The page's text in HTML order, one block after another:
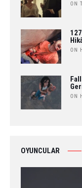
ON
ON
ON
OYUNCULAR